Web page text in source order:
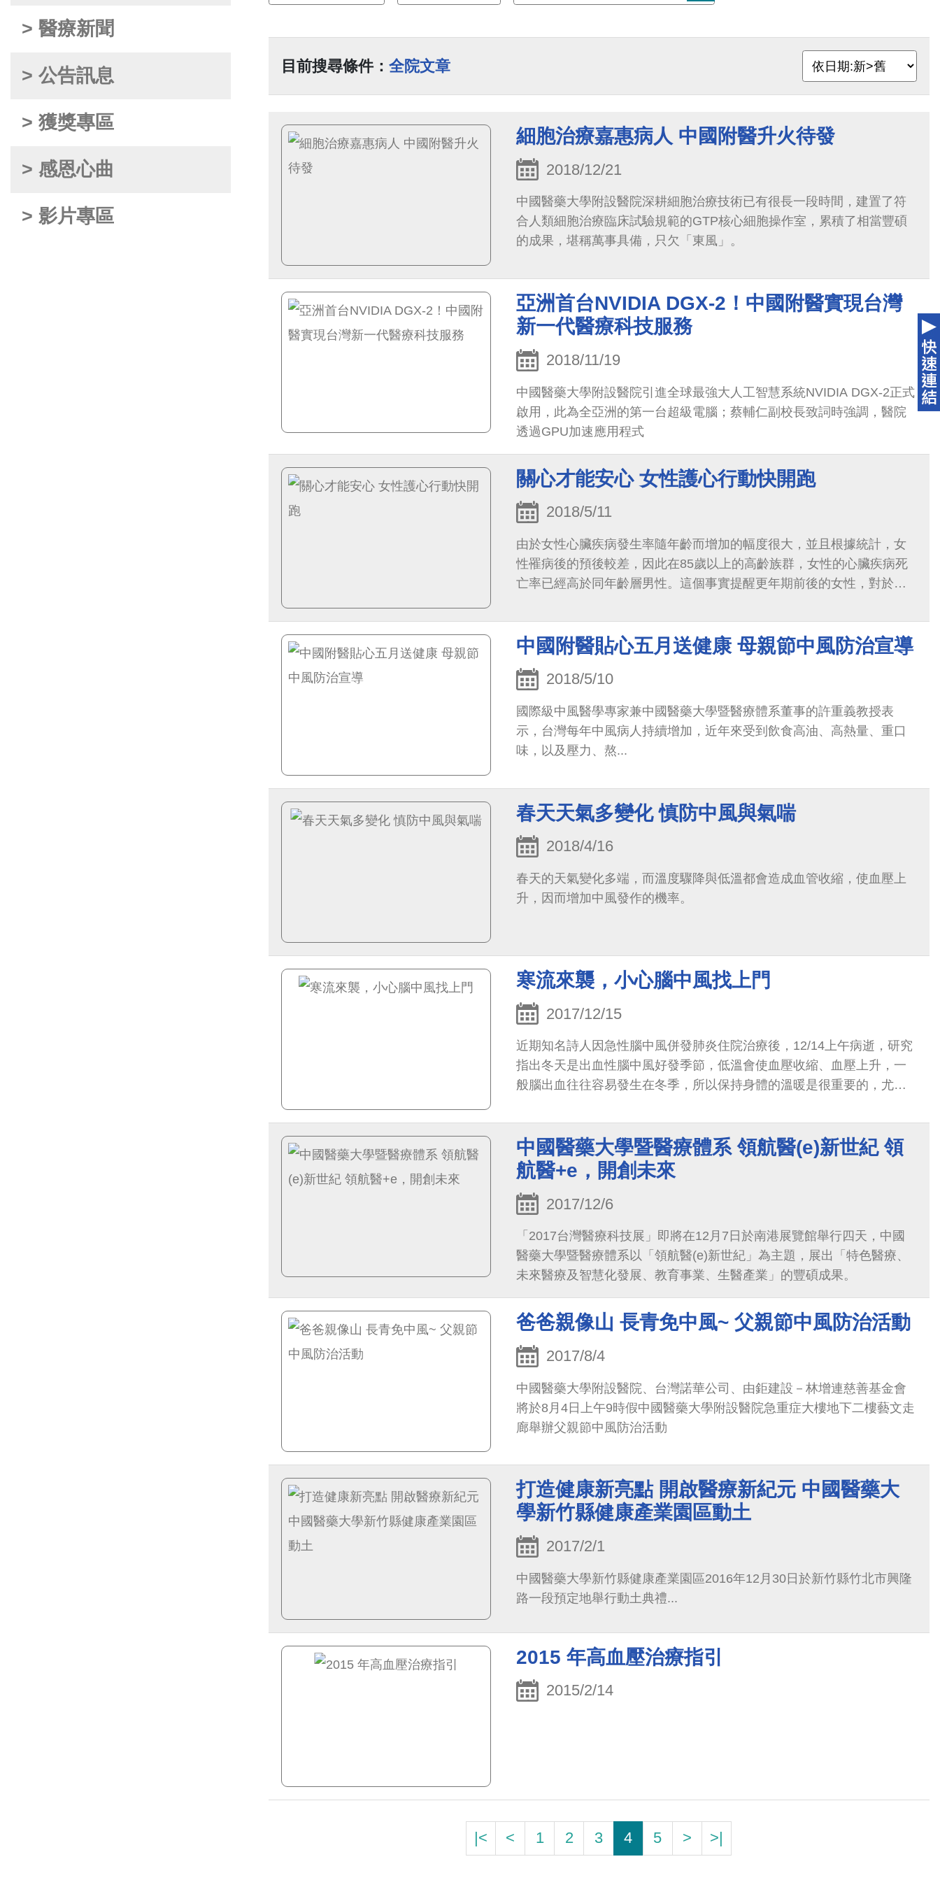
> 醫療新聞
> 公告訊息
> 獲獎專區
> 感恩心曲
> 影片專區
目前搜尋條件： 全院文章
細胞治療嘉惠病人 中國附醫升火待發
2018/12/21
中國醫藥大學附設醫院深耕細胞治療技術已有很長一段時間，建置了符
合人類細胞治療臨床試驗規範的GTP核心細胞操作室，累積了相當豐碩
的成果，堪稱萬事具備，只欠「東風」。
亞洲首台NVIDIA DGX-2！中國附醫實現台灣
新一代醫療科技服務
2018/11/19
中國醫藥大學附設醫院引進全球最強大人工智慧系統NVIDIA DGX-2正式
啟用，此為全亞洲的第一台超級電腦；蔡輔仁副校長致詞時強調，醫院
透過GPU加速應用程式
關心才能安心 女性護心行動快開跑
2018/5/11
由於女性心臟疾病發生率隨年齡而增加的幅度很大，並且根據統計，女
性罹病後的預後較差，因此在85歲以上的高齡族群，女性的心臟疾病死
亡率已經高於同年齡層男性。這個事實提醒更年期前後的女性，對於心
中國附醫貼心五月送健康 母親節中風防治宣導
2018/5/10
國際級中風醫學專家兼中國醫藥大學暨醫療體系董事的許重義教授表
示，台灣每年中風病人持續增加，近年來受到飲食高油、高熱量、重口
味，以及壓力、熬...
春天天氣多變化 慎防中風與氣喘
2018/4/16
春天的天氣變化多端，而溫度驟降與低溫都會造成血管收縮，使血壓上
升，因而增加中風發作的機率。
寒流來襲，小心腦中風找上門
2017/12/15
近期知名詩人因急性腦中風併發肺炎住院治療後，12/14上午病逝，研究
指出冬天是出血性腦中風好發季節，低溫會使血壓收縮、血壓上升，一
般腦出血往往容易發生在冬季，所以保持身體的溫暖是很重要的，尤其
中國醫藥大學暨醫療體系 領航醫(e)新世紀 領
航醫+e，開創未來
2017/12/6
「2017台灣醫療科技展」即將在12月7日於南港展覽館舉行四天，中國
醫藥大學暨醫療體系以「領航醫(e)新世紀」為主題，展出「特色醫療、
未來醫療及智慧化發展、教育事業、生醫產業」的豐碩成果。
爸爸親像山 長青免中風~ 父親節中風防治活動
2017/8/4
中國醫藥大學附設醫院、台灣諾華公司、由鉅建設－林增連慈善基金會
將於8月4日上午9時假中國醫藥大學附設醫院急重症大樓地下二樓藝文走
廊舉辦父親節中風防治活動
打造健康新亮點 開啟醫療新紀元 中國醫藥大
學新竹縣健康產業園區動土
2017/2/1
中國醫藥大學新竹縣健康產業園區2016年12月30日於新竹縣竹北市興隆
路一段預定地舉行動土典禮...
2015 年高血壓治療指引
2015/2/14
|< < 1 2 3 4 5 > >|